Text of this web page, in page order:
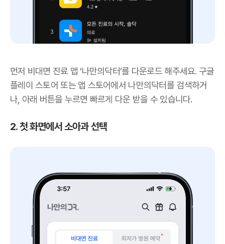
먼저 비대면 진료 앱 ‘나만의닥터’를 다운로드 해주세요. 구글
플레이 스토어 또는 앱 스토어에서 나만의닥터를 검색하거
나, 아래 버튼을 누르면 빠르게 다운 받을 수 있습니다.
2. 첫 화면에서 소아과 선택